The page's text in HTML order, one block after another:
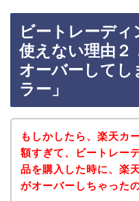
ビートレーデ
使えない理由２
オーバーして
ラー」
もしかしたら、楽天カ
額すぎて、ビートレー
品を購入した時に、楽
がオーバーしちゃった